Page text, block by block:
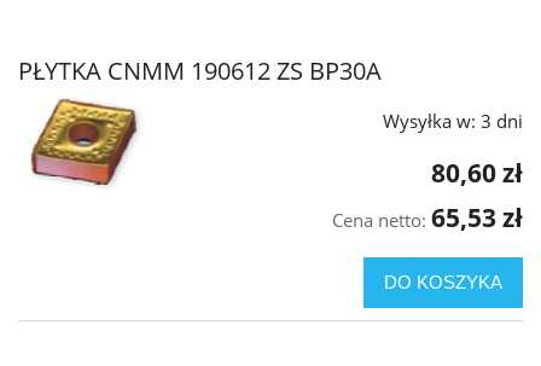
PŁYTKA CNMM 190612 ZS BP30A
Wysyłka w: 3 dni
80,60 zł
Cena netto: 65,53 zł
DO KOSZYKA